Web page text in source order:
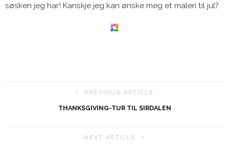
søsken jeg har! Kanskje jeg kan ønske meg et maleri til jul?
PREVIOUS ARTICLE
THANKSGIVING-TUR TIL SIRDALEN
NEXT ARTICLE